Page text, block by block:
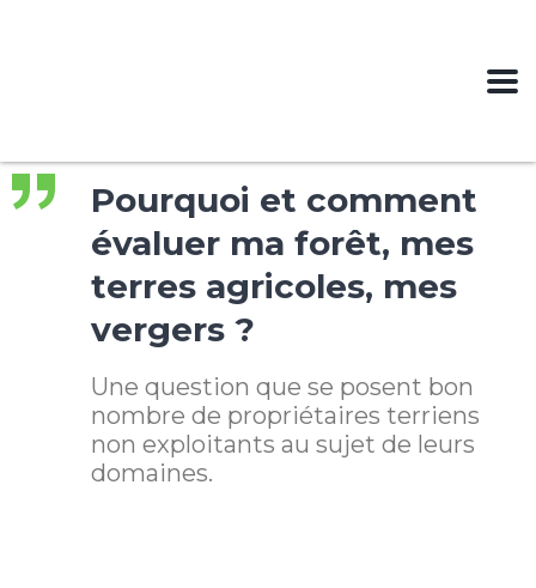
Pourquoi et comment
évaluer ma forêt, mes
terres agricoles, mes
vergers ?
Une question que se posent bon
nombre de propriétaires terriens
non exploitants au sujet de leurs
domaines.